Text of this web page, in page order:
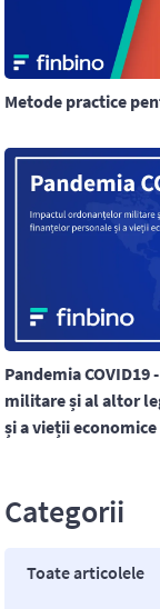
Metode practice
Pandemia
militare și al altor
și a vieții economice
Categorii
Toate articolele